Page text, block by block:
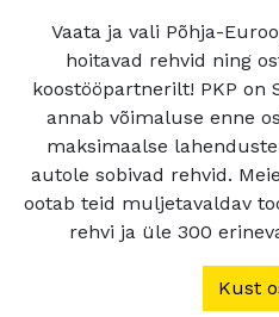
Vaata ja vali Põhja-
hoitavad rehvid ning
koostööpartnerilt! PKP on
annab võimaluse enne
maksimaalse
autole sobivad rehvid.
ootab teid muljetavaldav
rehvi ja üle 300
Kust